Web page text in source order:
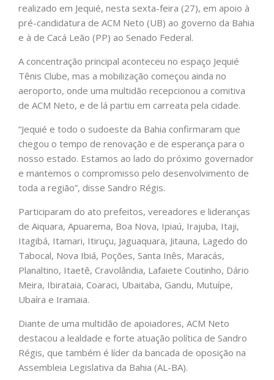
realizado em Jequié, nesta sexta-feira (27), em apoio à
pré-candidatura de ACM Neto (UB) ao governo da Bahia
e à de Cacá Leão (PP) ao Senado Federal.
A concentração principal aconteceu no espaço Jequié
Tênis Clube, mas a mobilização começou ainda no
aeroporto, onde uma multidão recepcionou a comitiva
de ACM Neto, e de lá partiu em carreata pela cidade.
“Jequié e todo o sudoeste da Bahia confirmaram que
chegou o tempo de renovação e de esperança para o
nosso estado. Estamos ao lado do próximo governador
e mantemos o compromisso pelo desenvolvimento de
toda a região”, disse Sandro Régis.
Participaram do ato prefeitos, vereadores e lideranças
de Aiquara, Apuarema, Boa Nova, Ipiaú, Irajuba, Itaji,
Itagibá, Itamari, Itiruçu, Jaguaquara, Jitauna, Lagedo do
Tabocal, Nova Ibiá, Poções, Santa Inês, Maracás,
Planaltino, Itaetê, Cravolândia, Lafaiete Coutinho, Dário
Meira, Ibirataia, Coaraci, Ubaitaba, Gandu, Mutuípe,
Ubaíra e Iramaia.
Diante de uma multidão de apoiadores, ACM Neto
destacou a lealdade e forte atuação política de Sandro
Régis, que também é líder da bancada de oposição na
Assembleia Legislativa da Bahia (AL-BA).